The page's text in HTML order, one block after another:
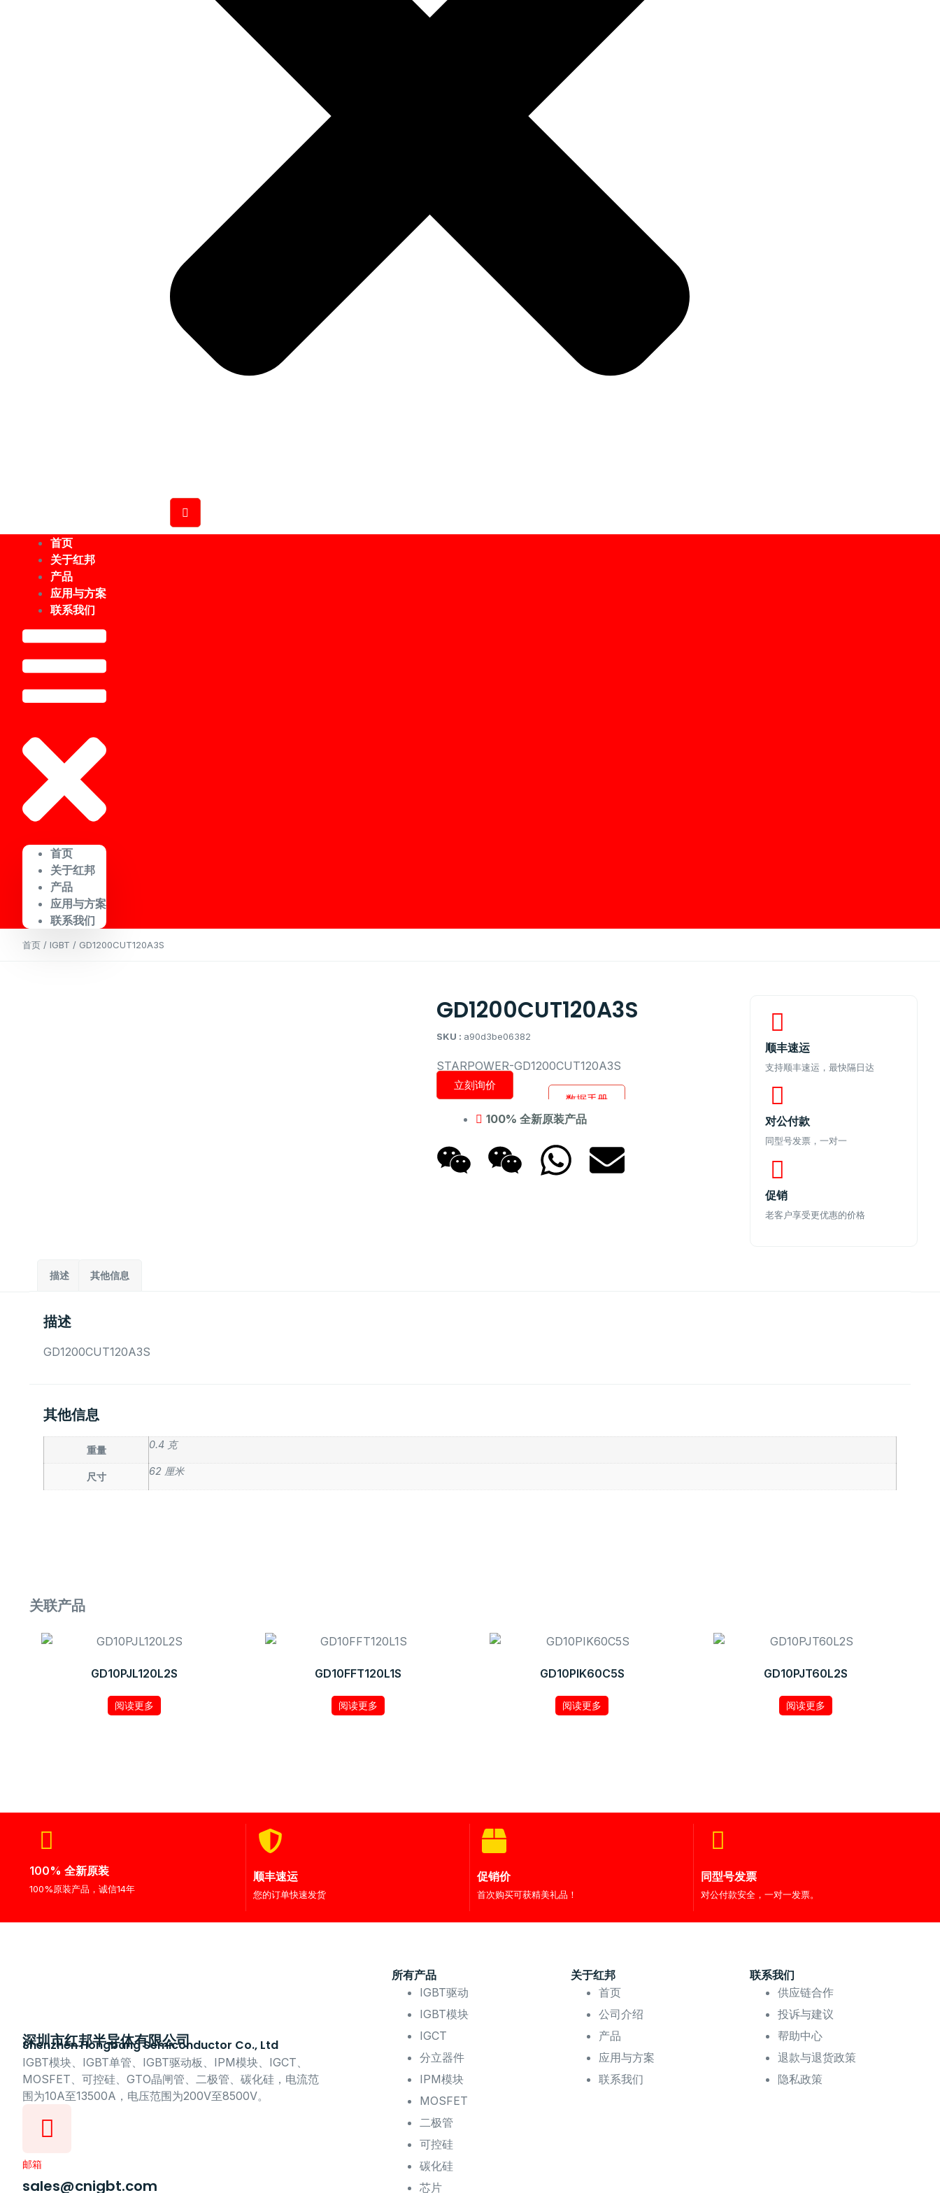
首页
关于红邦
产品
应用与方案
联系我们
首页
关于红邦
产品
应用与方案
联系我们
首页 / IGBT / GD1200CUT120A3S
GD1200CUT120A3S
SKU : a90d3be06382
STARPOWER-GD1200CUT120A3S
数据手册
立刻询价
100% 全新原装产品
顺丰速运
支持顺丰速运，最快隔日达
对公付款
同型号发票，一对一
促销
老客户享受更优惠的价格
描述 其他信息
描述
GD1200CUT120A3S
其他信息
重量 0.4 克
尺寸 62 厘米
关联产品
GD10PJL120L2S
阅读更多
GD10FFT120L1S
阅读更多
GD10PIK60C5S
阅读更多
GD10PJT60L2S
阅读更多
100% 全新原装
100%原装产品，诚信14年
顺丰速运
您的订单快速发货
促销价
首次购买可获精美礼品！
同型号发票
对公付款安全，一对一发票。
深圳市红邦半导体有限公司
Shenzhen Hongbang Semiconductor Co., Ltd
IGBT模块、IGBT单管、IGBT驱动板、IPM模块、IGCT、
MOSFET、可控硅、GTO晶闸管、二极管、碳化硅，电流范
围为10A至13500A，电压范围为200V至8500V。
邮箱
sales@cnigbt.com
所有产品
IGBT驱动
IGBT模块
IGCT
分立器件
IPM模块
MOSFET
二极管
可控硅
碳化硅
芯片
关于红邦
首页
公司介绍
产品
应用与方案
联系我们
联系我们
供应链合作
投诉与建议
帮助中心
退款与退货政策
隐私政策